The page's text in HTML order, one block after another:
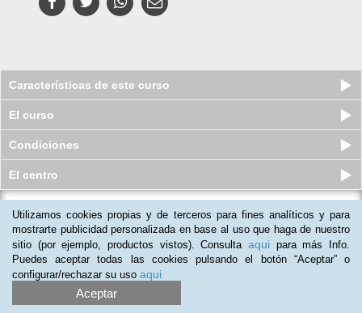
Características de este curso
El curso
Condiciones
El centro
Curso online de Manipulación de
Residuos y Productos Químicos ...
Plazas disponibles
S/.495 S/.380
Utilizamos cookies propias y de terceros para fines analíticos y para
mostrarte publicidad personalizada en base al uso que haga de nuestro
sitio (por ejemplo, productos vistos). Consulta aqui para más Info.
Puedes aceptar todas las cookies pulsando el botón “Aceptar” o
configurar/rechazar su uso aqui
Aceptar